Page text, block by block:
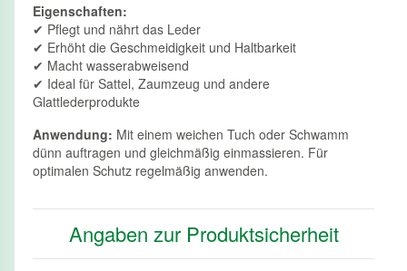
Eigenschaften:
✔ Pflegt und nährt das Leder
✔ Erhöht die Geschmeidigkeit und Haltbarkeit
✔ Macht wasserabweisend
✔ Ideal für Sattel, Zaumzeug und andere
Glattlederprodukte
Anwendung: Mit einem weichen Tuch oder Schwamm
dünn auftragen und gleichmäßig einmassieren. Für
optimalen Schutz regelmäßig anwenden.
Angaben zur Produktsicherheit